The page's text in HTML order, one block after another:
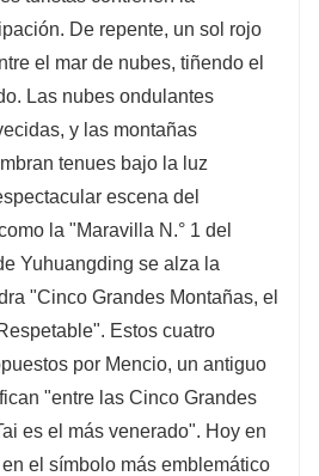
De repente, un sol rojo
el mar de nubes, tiñendo el
Las nubes ondulantes
y las montañas
tenues bajo la luz
escena del
la "Maravilla N.° 1 del
Yuhuangding se alza la
"Cinco Grandes Montañas, el
Estos cuatro
por Mencio, un antiguo
"entre las Cinco Grandes
es el más venerado". Hoy en
el símbolo más emblemático